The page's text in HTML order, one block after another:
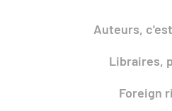
Auteurs,
Libraires,
Foreign